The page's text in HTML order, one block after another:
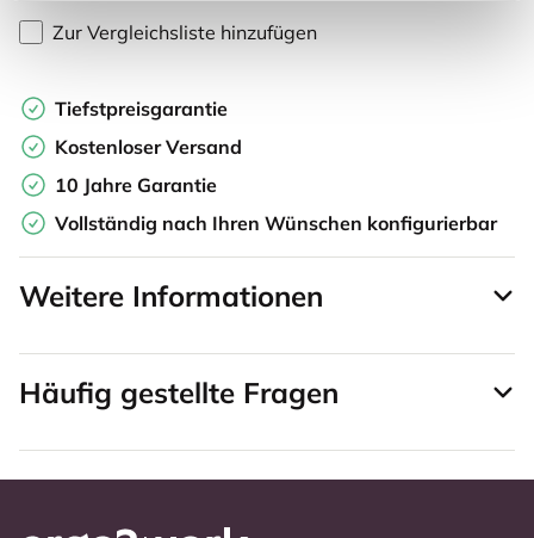
Zur Vergleichsliste hinzufügen
Tiefstpreisgarantie
Kostenloser Versand
10 Jahre Garantie
Vollständig nach Ihren Wünschen konfigurierbar
Weitere Informationen
Häufig gestellte Fragen